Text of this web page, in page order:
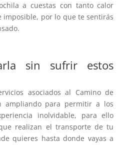
a cuestas con tanto calor
imposible, por lo que te sentirás
sin sufrir estos
asociados al Camino de
ampliando para permitir a los
inolvidable, para ello
realizan el transporte de tu
quieres hasta donde vayas a